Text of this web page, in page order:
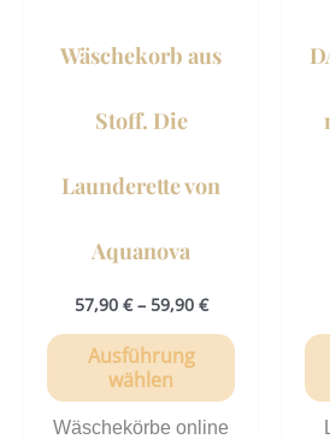
Wäschekorb aus
Stoff. Die
Launderette von
Aquanova
57,90 €– 59,90 €
Ausführung
wählen
Wäschekörbe online